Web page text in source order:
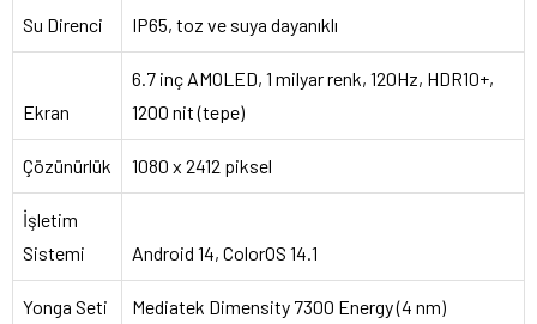
Su Direnci IP65, toz ve suya dayanıklı
Ekran
6.7 inç AMOLED, 1 milyar renk, 120Hz, HDR10+,
1200 nit (tepe)
Çözünürlük 1080 x 2412 piksel
İşletim
Sistemi
Android 14, ColorOS 14.1
Yonga Seti Mediatek Dimensity 7300 Energy (4 nm)